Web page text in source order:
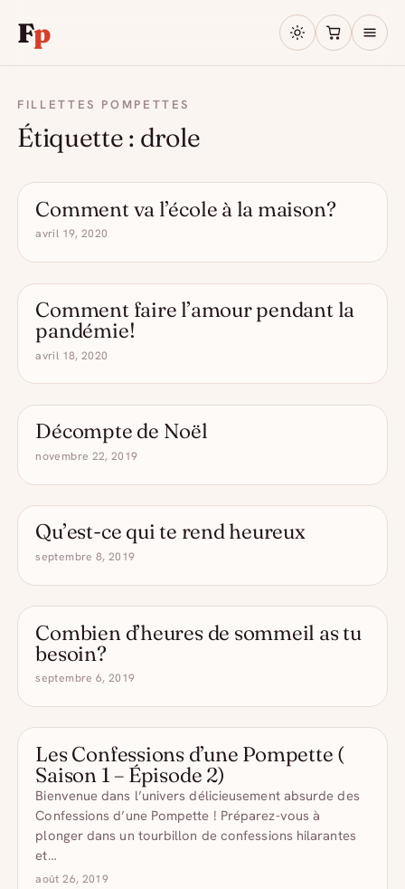
Fp
FILLETTES POMPETTES
Étiquette : drole
- DRÔLE D'ALCOOL
Comment va l’école à la maison?
avril 19, 2020
- DRÔLE D'ALCOOL
Comment faire l’amour pendant la
pandémie!
avril 18, 2020
- DRÔLE D'ALCOOL
Décompte de Noël
novembre 22, 2019
- DRÔLE D'ALCOOL
Qu’est-ce qui te rend heureux
septembre 8, 2019
- DRÔLE D'ALCOOL
Combien d’heures de sommeil as tu
besoin?
septembre 6, 2019
CAPSULES
Les Confessions d’une Pompette (
Saison 1 – Épisode 2)
Bienvenue dans l’univers délicieusement absurde des
Confessions d’une Pompette ! Préparez-vous à
plonger dans un tourbillon de confessions hilarantes
et…
août 26, 2019